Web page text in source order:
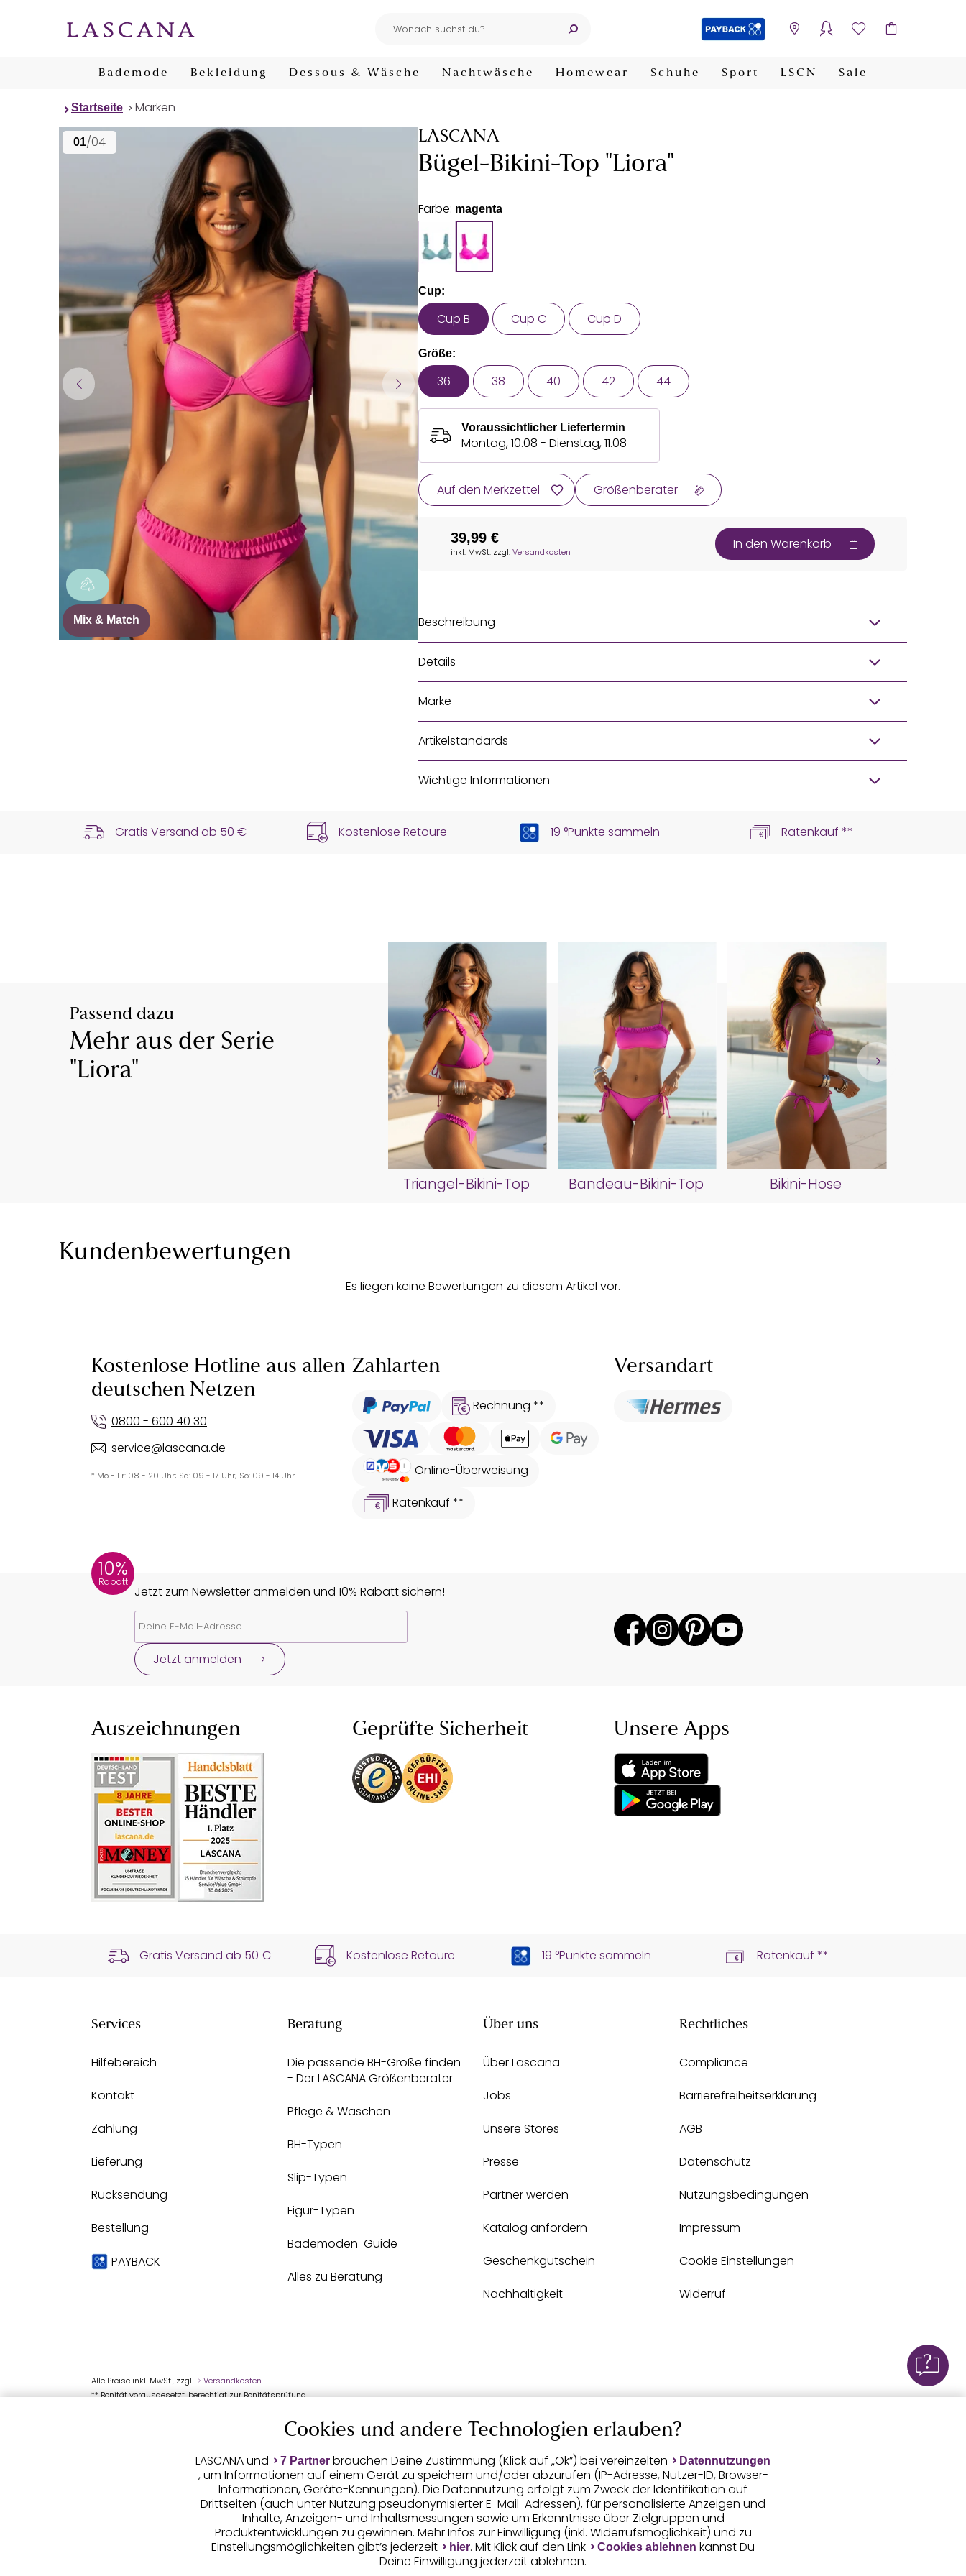
Bademode Bekleidung Dessous & Wäsche Nachtwäsche Homewear Schuhe Sport LSCN Sale
Startseite Marken
01/04
Mix & Match
LASCANA
Bügel-Bikini-Top "Liora"
Farbe: magenta
Cup:
Cup B Cup C Cup D
Größe:
36 38 40 42 44
Voraussichtlicher Liefertermin
Montag, 10.08 - Dienstag, 11.08
Auf den Merkzettel Größenberater
39,99 €
inkl. MwSt. zzgl.Versandkosten In den Warenkorb
Beschreibung
Details
Marke
Artikelstandards
Wichtige Informationen
Gratis Versand ab 50 € Kostenlose Retoure 19 °Punkte sammeln Ratenkauf **
Passend dazu
Mehr aus der Serie
"Liora"
Triangel-Bikini-Top Bandeau-Bikini-Top Bikini-Hose
Kundenbewertungen
Es liegen keine Bewertungen zu diesem Artikel vor.
Kostenlose Hotline aus allen
deutschen Netzen
0800 - 600 40 30
service@lascana.de
* Mo - Fr: 08 - 20 Uhr; Sa: 09 - 17 Uhr; So: 09 - 14 Uhr.
Zahlarten
Rechnung **
Online-Überweisung
Ratenkauf **
Versandart
10%
Rabatt
Jetzt zum Newsletter anmelden und 10% Rabatt sichern!
Jetzt anmelden
Auszeichnungen Geprüfte Sicherheit Unsere Apps
Gratis Versand ab 50 € Kostenlose Retoure 19 °Punkte sammeln Ratenkauf **
Services
Hilfebereich
Kontakt
Zahlung
Lieferung
Rücksendung
Bestellung
PAYBACK
Beratung
Die passende BH-Größe finden
- Der LASCANA Größenberater
Pflege & Waschen
BH-Typen
Slip-Typen
Figur-Typen
Bademoden-Guide
Alles zu Beratung
Über uns
Über Lascana
Jobs
Unsere Stores
Presse
Partner werden
Katalog anfordern
Geschenkgutschein
Nachhaltigkeit
Rechtliches
Compliance
Barrierefreiheitserklärung
AGB
Datenschutz
Nutzungsbedingungen
Impressum
Cookie Einstellungen
Widerruf
Alle Preise inkl. MwSt., zzgl.
Versandkosten
** Bonität vorausgesetzt, berechtigt zur Bonitätsprüfung
Cookies und andere Technologien erlauben?
LASCANA und 7 Partner brauchen Deine Zustimmung (Klick auf „Ok”) bei vereinzelten Datennutzungen
, um Informationen auf einem Gerät zu speichern und/oder abzurufen (IP-Adresse, Nutzer-ID, Browser-
Informationen, Geräte-Kennungen). Die Datennutzung erfolgt zum Zweck der Identifikation auf
Drittseiten (auch unter Nutzung pseudonymisierter E-Mail-Adressen), für personalisierte Anzeigen und
Inhalte, Anzeigen- und Inhaltsmessungen sowie um Erkenntnisse über Zielgruppen und
Produktentwicklungen zu gewinnen. Mehr Infos zur Einwilligung (inkl. Widerrufsmöglichkeit) und zu
Einstellungsmöglichkeiten gibt’s jederzeit
hier. Mit Klick auf den Link Cookies ablehnen kannst Du
Deine Einwilligung jederzeit ablehnen.